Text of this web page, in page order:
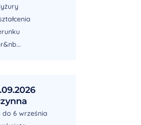
do 6 września